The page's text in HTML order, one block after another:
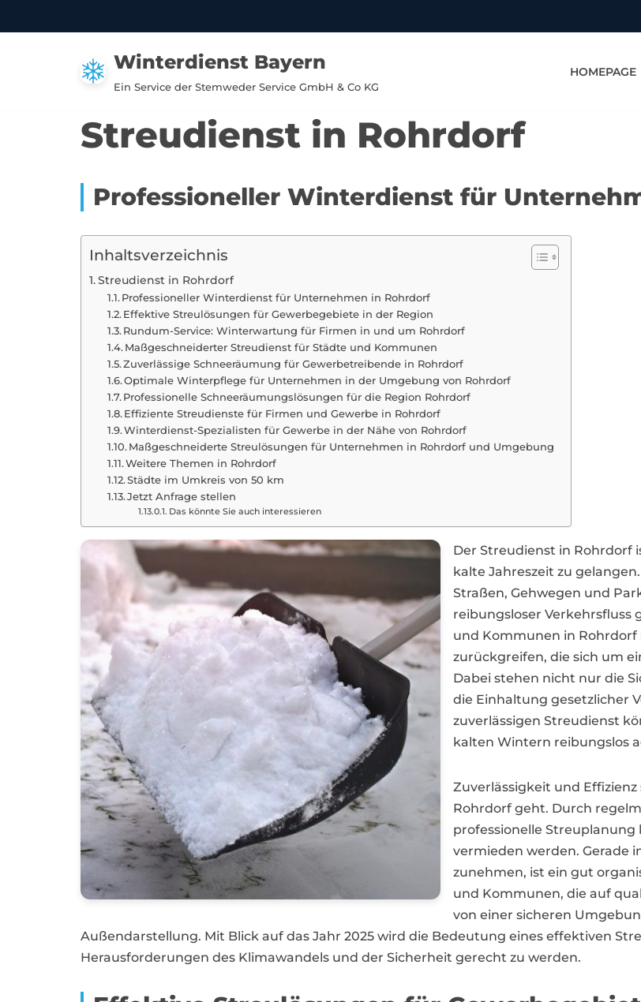
Winterdienst Bayern
Ein Service der Stemweder Service GmbH & Co KG
HOMEPAGE
Streudienst in Rohrdorf
Professioneller Winterdienst für
Inhaltsverzeichnis
Streudienst in Rohrdorf
Professioneller Winterdienst für Unternehmen in Rohrdorf
Effektive Streulösungen für Gewerbegebiete in der Region
Rundum-Service: Winterwartung für Firmen in und um Rohrdorf
Maßgeschneiderter Streudienst für Städte und Kommunen
Zuverlässige Schneeräumung für Gewerbetreibende in Rohrdorf
Optimale Winterpflege für Unternehmen in der Umgebung von Rohrdorf
Professionelle Schneeräumungslösungen für die Region Rohrdorf
Effiziente Streudienste für Firmen und Gewerbe in Rohrdorf
Winterdienst-Spezialisten für Gewerbe in der Nähe von Rohrdorf
Maßgeschneiderte Streulösungen für Unternehmen in Rohrdorf und Umgebung
Weitere Themen in Rohrdorf
Städte im Umkreis von 50 km
Jetzt Anfrage stellen
Das könnte Sie auch interessieren
Der Streudienst in Rohrdorf
kalte Jahreszeit zu
Straßen, Gehwegen und
reibungsloser
und Kommunen in Rohrdorf
zurückgreifen, die sich um
Dabei stehen nicht nur die
die Einhaltung gesetzlicher
zuverlässigen Streudienst
kalten Wintern reibungslos
Zuverlässigkeit und
Rohrdorf geht. Durch
professionelle
vermieden werden. Gerade
zunehmen, ist ein gut
und Kommunen, die auf
von einer sicheren
Außendarstellung. Mit Blick auf das Jahr 2025 wird die Bedeutung eines effektiven
Herausforderungen des Klimawandels und der Sicherheit gerecht zu werden.